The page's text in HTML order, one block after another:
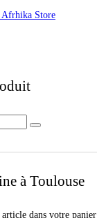
Afrhika Store
à Toulouse
article dans votre panier